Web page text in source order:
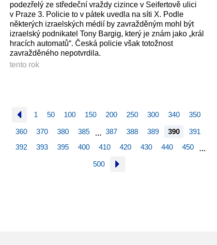
podezřelý ze středeční vraždy cizince v Seifertově ulici
v Praze 3. Policie to v pátek uvedla na síti X. Podle
některých izraelských médií by zavražděným mohl být
izraelský podnikatel Tony Bargig, který je znám jako „král
hracích automatů“. Česká policie však totožnost
zavražděného nepotvrdila.
tento rok
1 50 100 150 200 250 300 340 350
360 370 380 385 … 387 388 389 390
391
392
393 395 400 410 420 430 440 450 …
500